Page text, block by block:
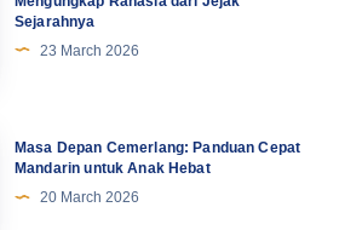
Sejarahnya
23 March 2026
Masa Depan Cemerlang: Panduan Cepat
Mandarin untuk Anak Hebat
20 March 2026